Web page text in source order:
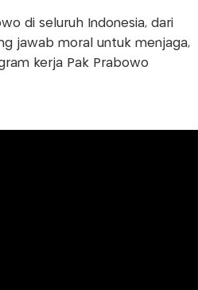
di seluruh Indonesia, dari
jawab moral untuk menjaga,
kerja Pak Prabowo